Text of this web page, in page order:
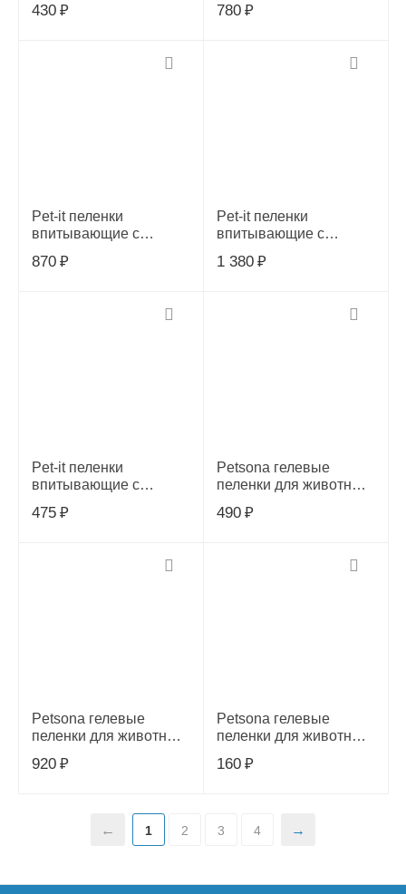
(SAP) и угл стикером
430 ₽
угловыми стикерами
780 ₽
Pet-it пеленки
впитывающие с
угловыми стикерами и
870 ₽
Pet-it пеленки
впитывающие с
угловыми стикерами и
1 380 ₽
Pet-it пеленки
впитывающие с
угловыми стикерами и
475 ₽
Petsona гелевые
пеленки для животных
розовые, угловые
490 ₽
Petsona гелевые
пеленки для животных
розовые, угловые
920 ₽
Petsona гелевые
пеленки для животных
40х60, 10 шт. в
160 ₽
1 2 3 4